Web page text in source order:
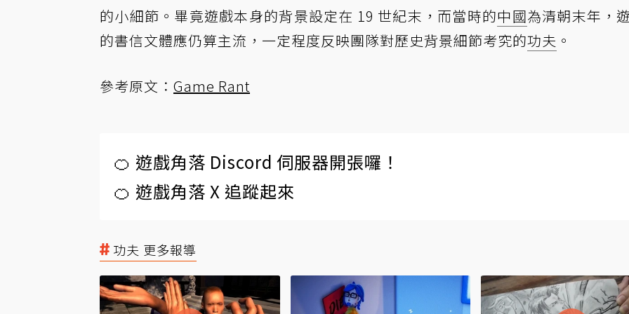
的小細節。畢竟遊戲本身的背景設定在 19 世紀末，而當時的中國為清朝末年，
的書信文體應仍算主流，一定程度反映團隊對歷史背景細節考究的功夫 。
參考原文： Game Rant
🍊 遊戲角落 Discord 伺服器開張囉！
🍊 遊戲角落 X 追蹤起來
功夫 更多報導